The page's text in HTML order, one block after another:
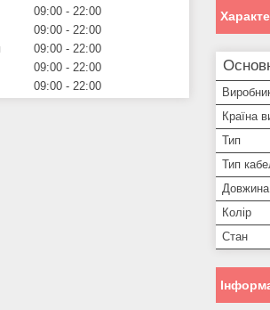
Країна
Тип
Тип
Колір
Стан
09:00
22:00
09:00
22:00
09:00
22:00
09:00
22:00
09:00 22:00